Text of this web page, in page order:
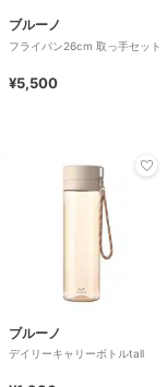
ブルーノ
フライパン26cm 取っ手セット
¥5,500
ブルーノ
デイリーキャリーボトルtall